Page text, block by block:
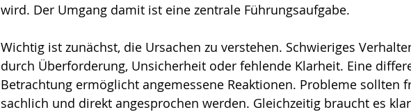
wird. Der Umgang damit ist eine zentrale Führungsaufgabe.
Wichtig ist zunächst, die Ursachen zu verstehen. Schwieriges
durch Überforderung, Unsicherheit oder fehlende Klarheit. Eine
Betrachtung ermöglicht angemessene Reaktionen. Probleme sollten
sachlich und direkt angesprochen werden. Gleichzeitig braucht es